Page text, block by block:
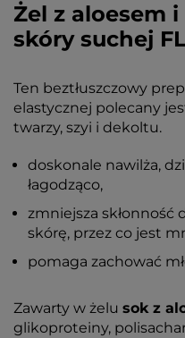
Żel z aloesem
skóry suchej
Ten beztłuszczowy
elastycznej polecany
twarzy, szyi i dekoltu.
doskonale nawilża,
łagodząco,
zmniejsza skłonność
skórę, przez co jest
pomaga zachować
Zawarty w żelu sok z
glikoproteiny,